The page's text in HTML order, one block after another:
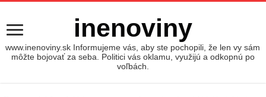
inenoviny
www.inenoviny.sk Informujeme vás, aby ste pochopili, že len vy sám
môžte bojovať za seba. Politici vás oklamu, využijú a odkopnú po
voľbách.